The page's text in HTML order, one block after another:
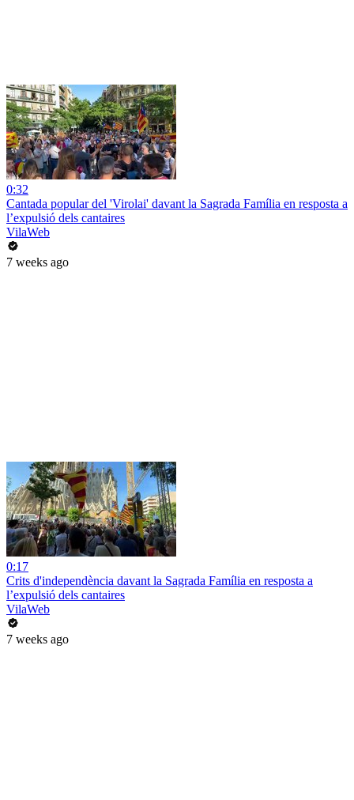
0:32
Cantada popular del 'Virolai' davant la Sagrada Família en resposta a
l’expulsió dels cantaires
VilaWeb
7 weeks ago
0:17
Crits d'independència davant la Sagrada Família en resposta a
l’expulsió dels cantaires
VilaWeb
7 weeks ago